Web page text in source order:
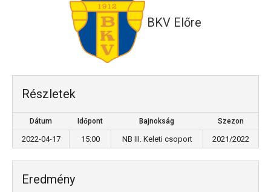
BKV Előre
Részletek
Dátum Időpont Bajnokság Szezon
2022-04-17 15:00 NB III. Keleti csoport 2021/2022
Eredmény